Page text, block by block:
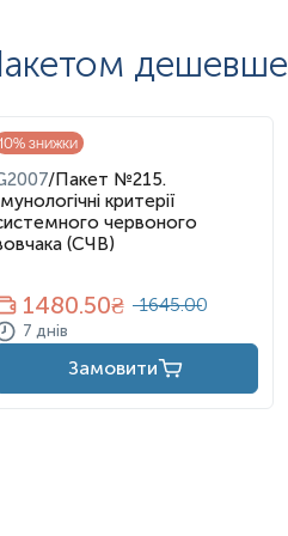
дешевше
10% знижки
/Пакет №215.
критерії
червоного
(СЧВ)
1480.50₴ 1645.00
7 днів
Замовити